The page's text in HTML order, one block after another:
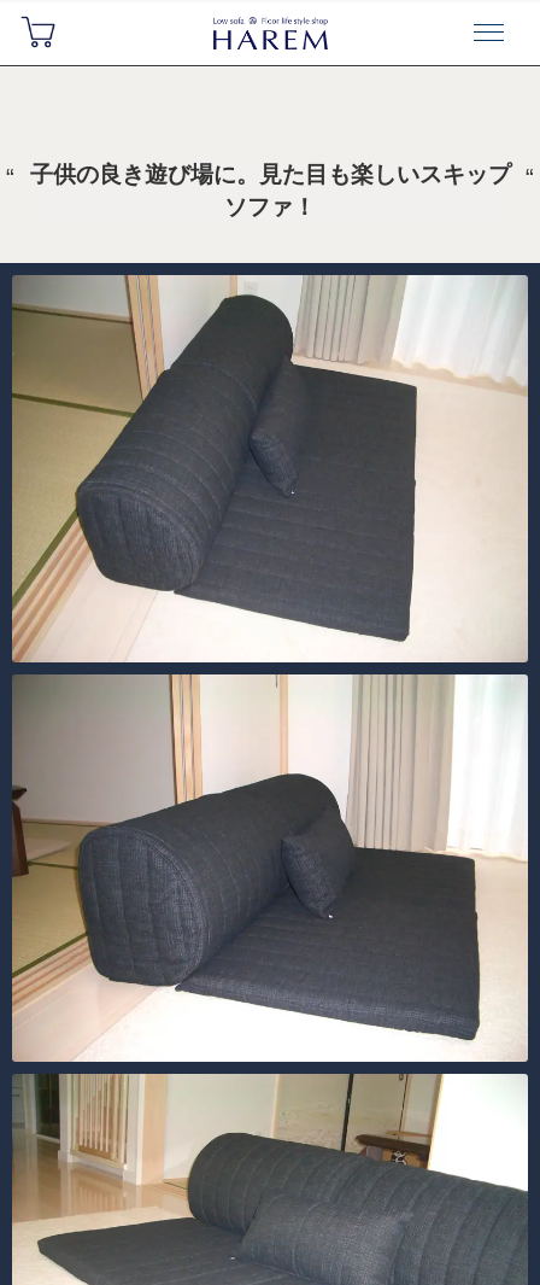
子供の良き遊び場に。見た目も楽しいスキップ
ソファ！